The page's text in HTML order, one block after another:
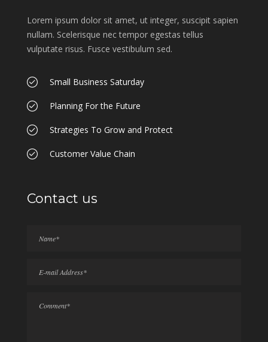
Lorem ipsum dolor sit amet, ut integer, suscipit sapien
nullam. Scelerisque nec tempor egestas tellus
vulputate risus. Fusce vestibulum sed.
Small Business Saturday
Planning For the Future
Strategies To Grow and Protect
Customer Value Chain
Contact us